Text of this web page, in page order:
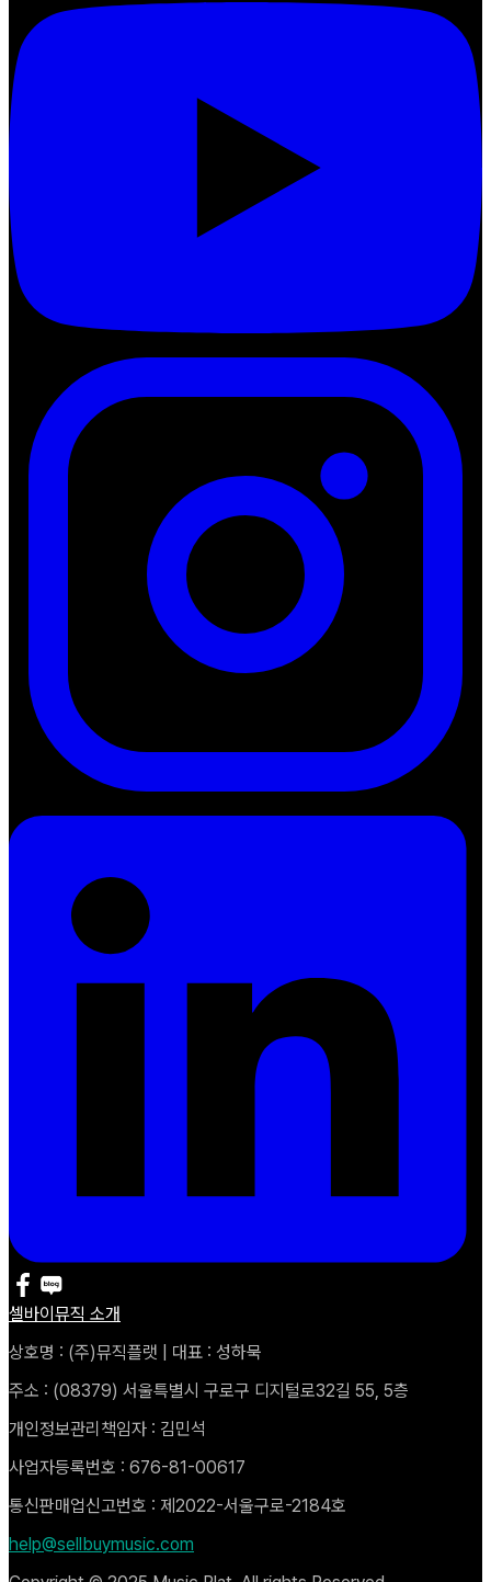
셀바이뮤직 소개
상호명 : (주)뮤직플랫 | 대표 : 성하묵
주소 : (08379) 서울특별시 구로구 디지털로32길 55, 5층
개인정보관리책임자 : 김민석
사업자등록번호 : 676-81-00617
통신판매업신고번호 : 제2022-서울구로-2184호
help@sellbuymusic.com